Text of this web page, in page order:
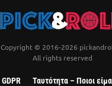
Copyright © 2016-2026
All rights reserved
GDPR Ταυτότητα – Ποιοι